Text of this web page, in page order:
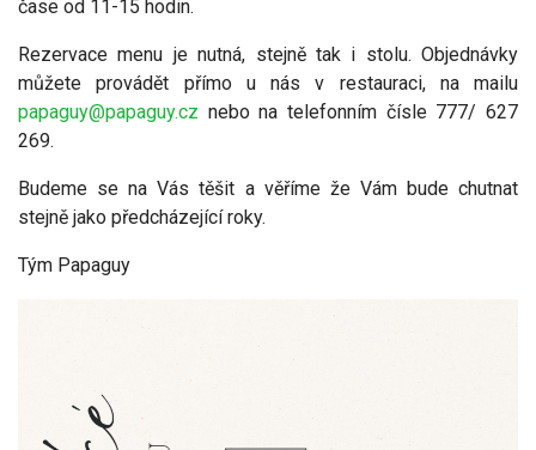
čase od 11-15 hodin.
Rezervace menu je nutná, stejně tak i stolu. Objednávky
můžete provádět přímo u nás v restauraci, na mailu
papaguy@papaguy.cz nebo na telefonním čísle 777/ 627
269.
Budeme se na Vás těšit a věříme že Vám bude chutnat
stejně jako předcházející roky.
Tým Papaguy